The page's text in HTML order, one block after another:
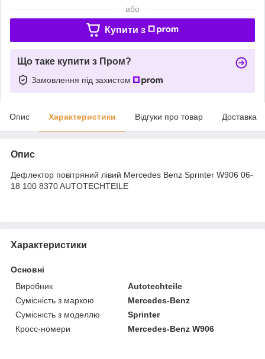
або
Купити з
Що таке купити з Пром?
Замовлення під захистом
Опис Характеристики Відгуки про товар Доставка
Опис
Дефлектор повітряний лівий Mercedes Benz Sprinter W906 06-
18 100 8370 AUTOTECHTEILE
Характеристики
Основні
Виробник
Autotechteile
Сумісність з маркою
Mercedes-Benz
Сумісність з моделлю
Sprinter
Кросс-номери
Mercedes-Benz W906